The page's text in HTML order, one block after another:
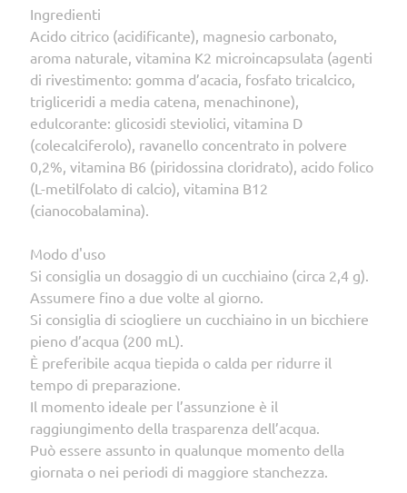
Ingredienti
Acido citrico (acidificante), magnesio carbonato,
aroma naturale, vitamina K2 microincapsulata (agenti
di rivestimento: gomma d’acacia, fosfato tricalcico,
trigliceridi a media catena, menachinone),
edulcorante: glicosidi steviolici, vitamina D
(colecalciferolo), ravanello concentrato in polvere
0,2%, vitamina B6 (piridossina cloridrato), acido folico
(L-metilfolato di calcio), vitamina B12
(cianocobalamina).
Modo d'uso
Si consiglia un dosaggio di un cucchiaino (circa 2,4 g).
Assumere fino a due volte al giorno.
Si consiglia di sciogliere un cucchiaino in un bicchiere
pieno d’acqua (200 mL).
È preferibile acqua tiepida o calda per ridurre il
tempo di preparazione.
Il momento ideale per l’assunzione è il
raggiungimento della trasparenza dell’acqua.
Può essere assunto in qualunque momento della
giornata o nei periodi di maggiore stanchezza.